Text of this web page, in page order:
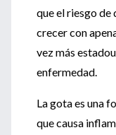
que el riesgo
crecer con
vez más
enfermedad.
La gota es una
que causa